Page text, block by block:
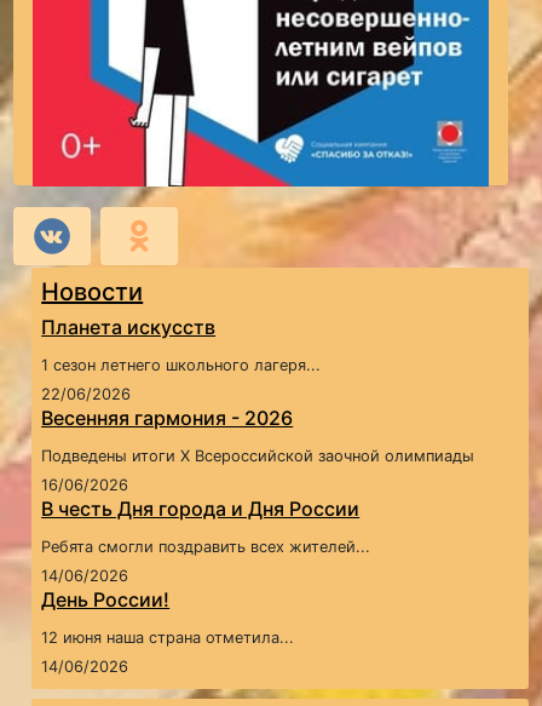
Новости
Планета искусств
1 сезон летнего школьного лагеря...
22/06/2026
Весенняя гармония - 2026
Подведены итоги X Всероссийской заочной олимпиады
16/06/2026
В честь Дня города и Дня России
Ребята смогли поздравить всех жителей...
14/06/2026
День России!
12 июня наша страна отметила...
14/06/2026